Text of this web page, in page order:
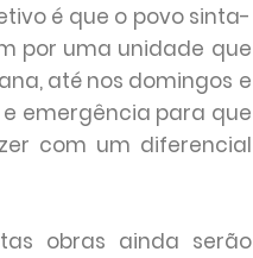
é que o povo sinta-
por uma unidade que
até nos domingos e
emergência para que
com um diferencial
obras ainda serão